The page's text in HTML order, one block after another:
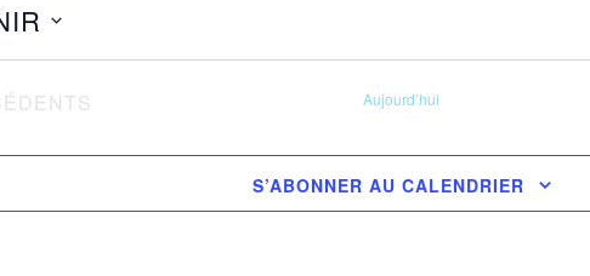
Aujourd’hui
S’ABONNER AU CALENDRIER